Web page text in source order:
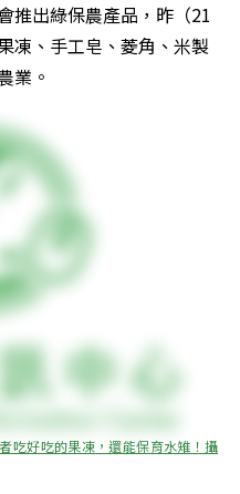
推出綠保農產品，昨（21
凍、手工皂、菱角、米製
業。
吃好吃的果凍，還能保育水雉！攝